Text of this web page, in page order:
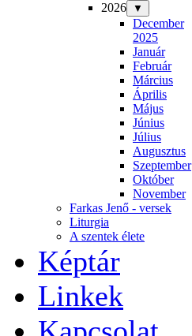
2026
▼
December
2025
Január
Február
Március
Április
Május
Június
Július
Augusztus
Szeptember
Október
November
Farkas Jenő - versek
Liturgia
A szentek élete
Képtár
Linkek